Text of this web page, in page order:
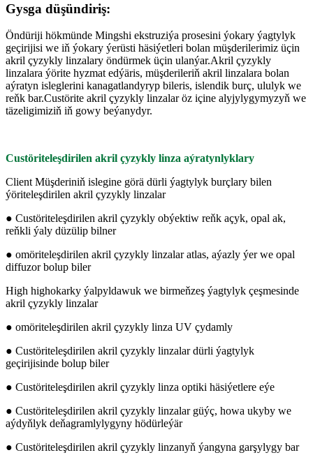
Gysga düşündiriş:
Öndüriji hökmünde Mingshi ekstruziýa prosesini ýokary ýagtylyk
geçirijisi we iň ýokary ýerüsti häsiýetleri bolan müşderilerimiz üçin
akril çyzykly linzalary öndürmek üçin ulanýar.Akril çyzykly
linzalara ýörite hyzmat edýäris, müşderileriň akril linzalara bolan
aýratyn isleglerini kanagatlandyryp bileris, islendik burç, ululyk we
reňk bar.Custörite akril çyzykly linzalar öz içine alyjylygymyzyň we
täzeligimiziň iň gowy beýanydyr.
Custöriteleşdirilen akril çyzykly linza aýratynlyklary
Client Müşderiniň islegine görä dürli ýagtylyk burçlary bilen
ýöriteleşdirilen akril çyzykly linzalar
● Custöriteleşdirilen akril çyzykly obýektiw reňk açyk, opal ak,
reňkli ýaly düzülip bilner
● omöriteleşdirilen akril çyzykly linzalar atlas, aýazly ýer we opal
diffuzor bolup biler
High highokarky ýalpyldawuk we birmeňzeş ýagtylyk çeşmesinde
akril çyzykly linzalar
● omöriteleşdirilen akril çyzykly linza UV çydamly
● Custöriteleşdirilen akril çyzykly linzalar dürli ýagtylyk
geçirijisinde bolup biler
● Custöriteleşdirilen akril çyzykly linza optiki häsiýetlere eýe
● Custöriteleşdirilen akril çyzykly linzalar güýç, howa ukyby we
aýdyňlyk deňagramlylygyny hödürleýär
● Custöriteleşdirilen akril çyzykly linzanyň ýangyna garşylygy bar